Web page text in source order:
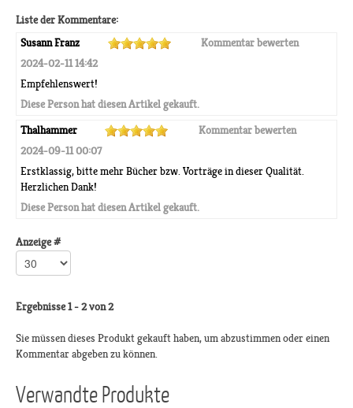
Liste der Kommentare:
Susann Franz
Kommentar bewerten
2024-02-11 14:42
Empfehlenswert!
Diese Person hat diesen Artikel gekauft.
Thalhammer
Kommentar bewerten
2024-09-11 00:07
Erstklassig, bitte mehr Bücher bzw. Vorträge in dieser Qualität.
Herzlichen Dank!
Diese Person hat diesen Artikel gekauft.
Anzeige #
Ergebnisse 1 - 2 von 2
Sie müssen dieses Produkt gekauft haben, um abzustimmen oder einen
Kommentar abgeben zu können.
Verwandte Produkte